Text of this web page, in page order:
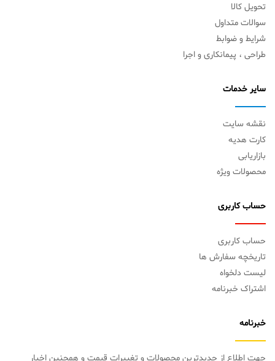
تحویل کالا
سوالات متداول
شرایط و ضوابط
طراحی ، پیمانکاری و اجرا
سایر خدمات
نقشه سایت
کارت هدیه
بازاریابی
محصولات ویژه
حساب کاربری
حساب کاربری
تاریخچه سفارش ها
لیست دلخواه
اشتراک خبرنامه
خبرنامه